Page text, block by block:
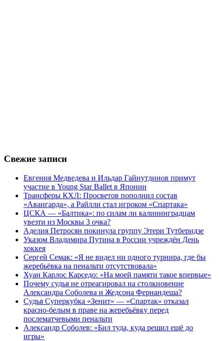
Свежие записи
Евгения Медведева и Ильдар Гайнутдинов примут
участие в Young Star Ballet в Японии
Трансферы КХЛ: Просветов пополнил состав
«Авангарда», а Райлли стал игроком «Спартака»
ЦСКА — «Балтика»: по силам ли калининградцам
увезти из Москвы 3 очка?
Аделия Петросян покинула группу Этери Тутберидзе
Указом Владимира Путина в России учреждён День
хоккея
Сергей Семак: «Я не видел ни одного турнира, где бы
жеребьёвка на пенальти отсутствовала»
Хуан Карлос Карседо: «На моей памяти такое впервые»
Почему судья не отреагировал на столкновение
Александра Соболева и Жедсона Фернандеша?
Судья Суперкубка «Зенит» — «Спартак» отказал
красно-белым в праве на жеребьёвку перед
послематчевыми пенальти
Александр Соболев: «Бил туда, куда решил ещё до
игры»